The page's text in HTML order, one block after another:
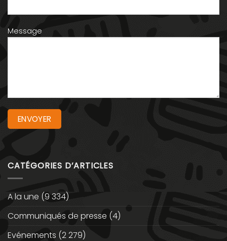
Message
CATÉGORIES D’ARTICLES
A la une (9 334)
Communiqués de presse (4)
Evénements (2 279)